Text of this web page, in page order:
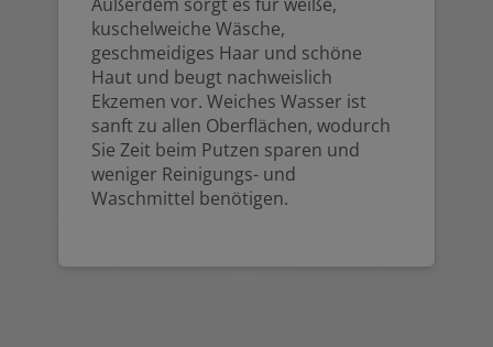
kuschelweiche Wäsche,
geschmeidiges Haar und schöne
Haut und beugt nachweislich
Ekzemen vor. Weiches Wasser ist
sanft zu allen Oberflächen, wodurch
Sie Zeit beim Putzen sparen und
weniger Reinigungs- und
Waschmittel benötigen.